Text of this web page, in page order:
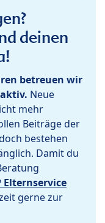
deinen
betreuen wir
Neue
mehr
Beiträge der
bestehen
Damit du
Elternservice
gerne zur